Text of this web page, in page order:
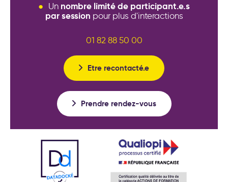
Un nombre limité de participant.e.s
par session pour plus d'interactions
01 82 88 50 00
Etre recontacté.e
Prendre rendez-vous